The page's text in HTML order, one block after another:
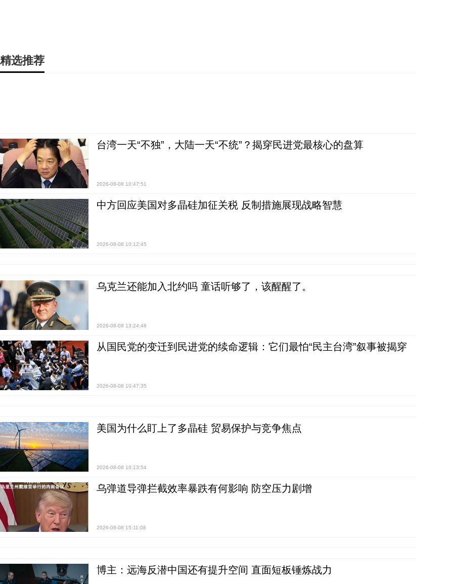
精选推荐
台湾一天“不独”，大陆一天“不统”？揭穿民进党最核心的盘算
2026-08-08 10:47:51
中方回应美国对多晶硅加征关税 反制措施展现战略智慧
2026-08-08 10:12:45
乌克兰还能加入北约吗 童话听够了，该醒醒了。
2026-08-08 13:24:48
从国民党的变迁到民进党的续命逻辑：它们最怕“民主台湾”叙事被揭穿
2026-08-08 10:47:35
美国为什么盯上了多晶硅 贸易保护与竞争焦点
2026-08-08 10:13:54
乌弹道导弹拦截效率暴跌有何影响 防空压力剧增
2026-08-08 15:11:08
博主：远海反潜中国还有提升空间 直面短板锤炼战力